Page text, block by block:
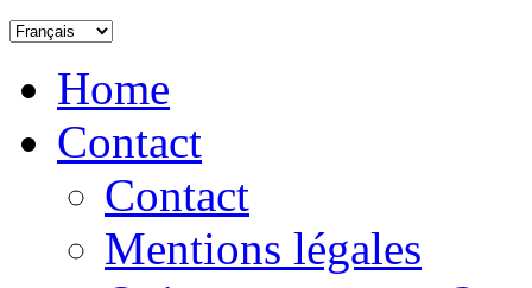
Home
Contact
Contact
Mentions légales